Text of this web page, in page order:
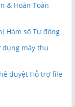
& Hoàn Toàn
Hàm số Tự động
dụng máy thu
duyệt Hỗ trợ file